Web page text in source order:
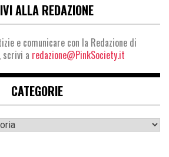
ALLA REDAZIONE
e comunicare con la Redazione di
scrivi a redazione@PinkSociety.it
CATEGORIE